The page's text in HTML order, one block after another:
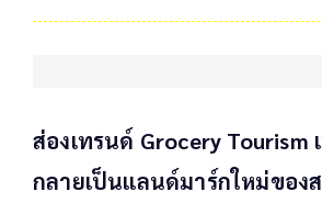
ส่องเทรนด์ Grocery Tourism
กลายเป็นแลนด์มาร์กใหม่ของ